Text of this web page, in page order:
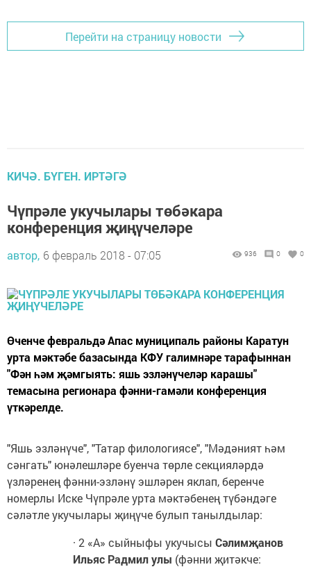
Перейти на страницу новости
КИЧӘ. БҮГЕН. ИРТӘГӘ
Чүпрәле укучылары төбәкара
конференция җиңүчеләре
автор, 6 февраль 2018 - 07:05 936 0 0
Өченче февральдә Апас муниципаль районы Каратун
урта мәктәбе базасында КФУ галимнәре тарафыннан
"Фән һәм җәмгыять: яшь эзләнүчеләр карашы"
темасына регионара фәнни-гамәли конференция
үткәрелде.
"Яшь эзләнүче", "Татар филологиясе", "Мәдәният һәм
сәнгать" юнәлешләре буенча төрле секцияләрдә
үзләренең фәнни-эзләнү эшләрен яклап, беренче
номерлы Иске Чүпрәле урта мәктәбенең түбәндәге
сәләтле укучылары җиңүче булып танылдылар:
· 2 «А» сыйныфы укучысыСәлимҗанов
Ильяс Радмил улы (фәнни җитәкче: